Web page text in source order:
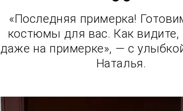
«Последняя примерка!
костюмы для вас. Как видите,
даже на примерке», — с
Наталья.